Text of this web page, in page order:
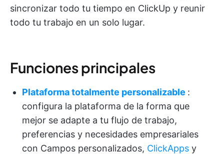
sincronizar todo tu tiempo en ClickUp y reunir
todo tu trabajo en un solo lugar.
Funciones principales
Plataforma totalmente personalizable :
configura la plataforma de la forma que
mejor se adapte a tu flujo de trabajo,
preferencias y necesidades empresariales
con Campos personalizados, ClickApps y